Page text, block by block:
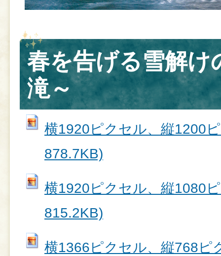
春を告げる雪解け
滝～
横1920ピクセル、縦1200
878.7KB)
横1920ピクセル、縦1080
815.2KB)
横1366ピクセル、縦768ピ